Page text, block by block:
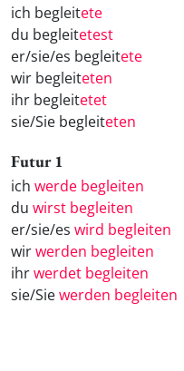
ich begleitete
du begleitetest
er/sie/es begleitete
wir begleiteten
ihr begleitetet
sie/Sie begleiteten
Futur 1
ich werde begleiten
du wirst begleiten
er/sie/es wird begleiten
wirwerden begleiten
ihrwerdet begleiten
sie/Siewerden begleiten